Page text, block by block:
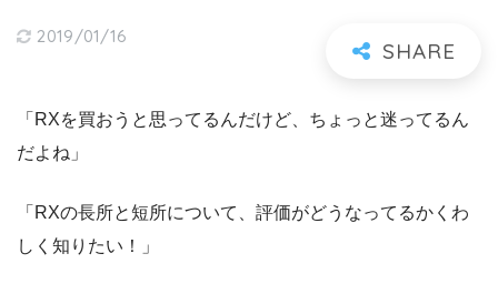
2019/01/16
「RXを買おうと思ってるんだけど、ちょっと迷ってるん
だよね」
「RXの長所と短所について、評価がどうなってるかくわ
しく知りたい！」